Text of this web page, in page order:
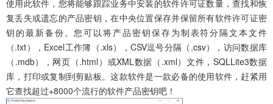
使用此软件，您将能够跟踪业务中安装的软件许可证数量，查找和恢
复丢失或遗忘的产品密钥，在中央位置保存并保留所有软件许可证密
钥的最新备份。您可以将产品密钥保存为制表符分隔文本文件
（.txt），Excel工作簿（.xls），CSV逗号分隔（.csv），访问数据库
（.mdb），网页（.html）或XML数据（.xml）文件，SQLLite3数据
库，打印或复制到剪贴板。这款软件是一款必备的使用软件，赶紧用
它查找超过+8000个流行的软件产品密钥吧！